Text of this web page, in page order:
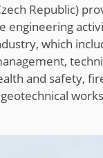
Republic)
engineering
which
and safety,